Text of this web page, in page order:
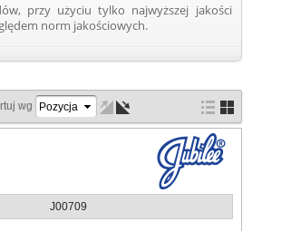
przy użyciu tylko najwyższej jakości
norm jakościowych.
powszechnie za jeden z najbardziej
wymiarowej.
organizacja Society of Automotive
zaciskowych. Pozwala on projektantom w
z normą BS EN ISO 9227 2006. Testy
NaCl o pH pomiędzy 6,5 a 7,2.
wg
J00709